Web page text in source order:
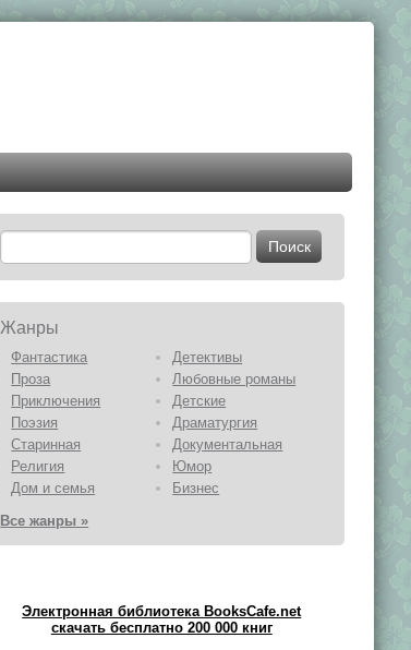
Жанры
Фантастика
Детективы
Проза
Любовные романы
Приключения
Детские
Поэзия
Драматургия
Старинная
Документальная
Религия
Юмор
Дом и семья
Бизнес
Все жанры »
Электронная библиотека BooksCafe.net
скачать бесплатно 200 000 книг